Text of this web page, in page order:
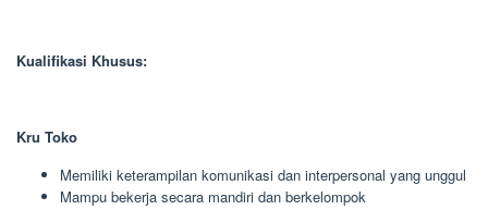
Kualifikasi Khusus:
Kru Toko
Memiliki keterampilan komunikasi dan interpersonal yang unggul
Mampu bekerja secara mandiri dan berkelompok